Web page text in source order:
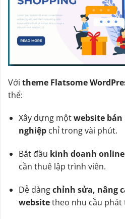
Với theme Flatsome
thể:
Xây dựng mộtwebsite bán
nghiệpchỉ trong vài phút.
Bắt đầu kinh doanh
cần thuê lập trình viên.
Dễ dàngchỉnh sửa, nâng
websitetheo nhu cầu phát